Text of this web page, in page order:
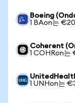
Boeing
1 BAon는
Coherent
1 COHRon
1 UNHon는